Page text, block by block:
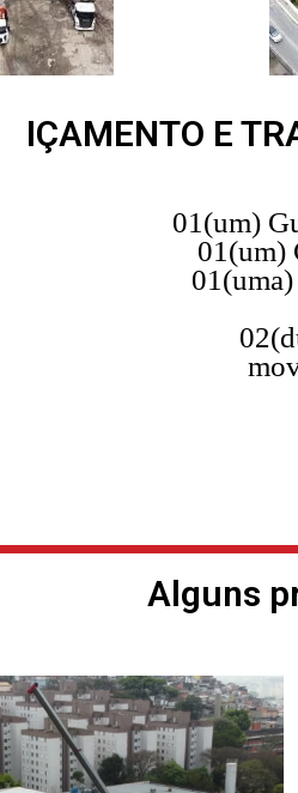
IÇAMENTO E
01(um)
01(um)
Alguns